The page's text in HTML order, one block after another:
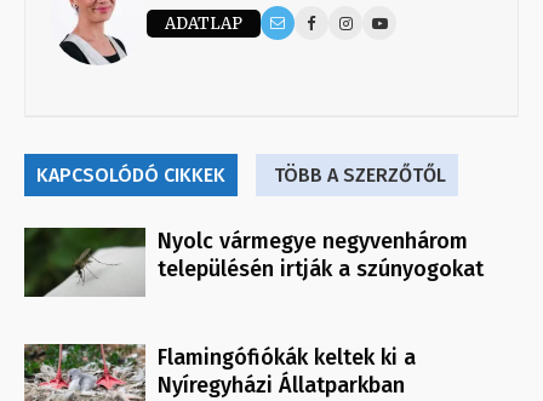
ADATLAP
KAPCSOLÓDÓ CIKKEK TÖBB A SZERZŐTŐL
Nyolc vármegye negyvenhárom
településén irtják a szúnyogokat
Flamingófiókák keltek ki a
Nyíregyházi Állatparkban